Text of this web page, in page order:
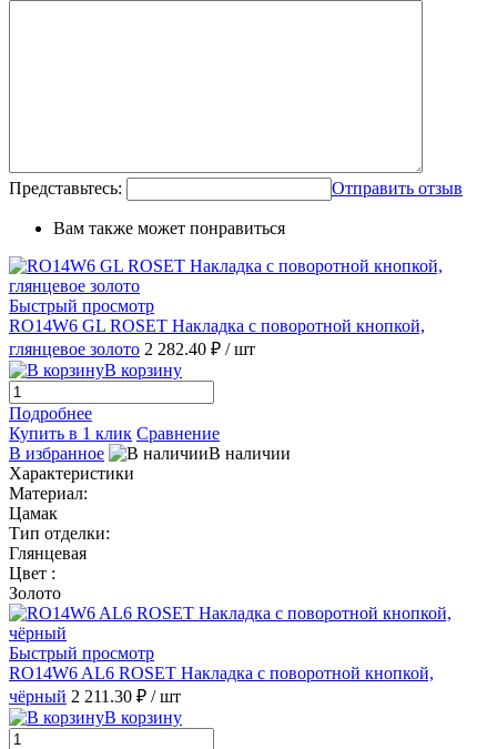
Представьтесь: Отправить отзыв
Вам также может понравиться
Быстрый просмотр
RO14W6 GL ROSET Накладка с поворотной кнопкой,
глянцевое золото 2 282.40 ₽ / шт
В корзину
Подробнее
Купить в 1 клик Сравнение
В избранное
В наличии
Характеристики
Материал:
Цамак
Тип отделки:
Глянцевая
Цвет :
Золото
Быстрый просмотр
RO14W6 AL6 ROSET Накладка с поворотной кнопкой,
чёрный 2 211.30 ₽ / шт
В корзину